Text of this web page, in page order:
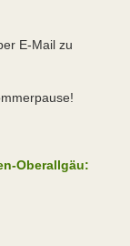
E-Mail zu
Oberallgäu: